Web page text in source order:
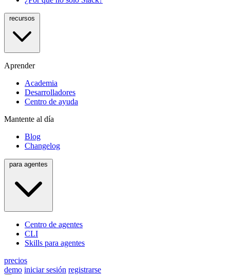
Aprender
Academia
Desarrolladores
Centro de ayuda
Mantente al día
Blog
Changelog
Centro de agentes
CLI
Skills para agentes
precios
demo iniciar sesión registrarse